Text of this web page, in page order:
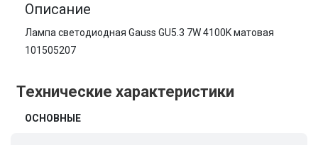
Описание
Лампа светодиодная Gauss GU5.3 7W 4100K матовая
101505207
Технические характеристики
ОСНОВНЫЕ